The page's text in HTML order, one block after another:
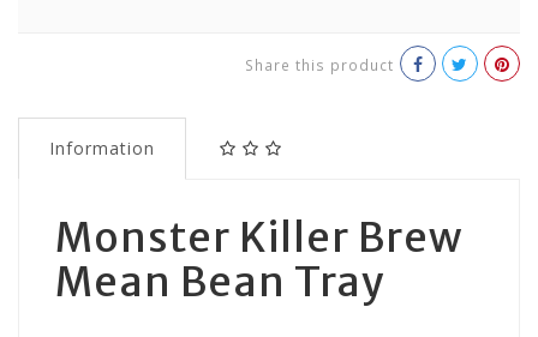
Share this product
Information
Monster Killer Brew
Mean Bean Tray